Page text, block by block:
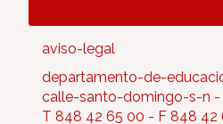
aviso-legal
departamento-de-
calle-santo-domingo-s-n -
T 848 42 65 00 - F 848 42